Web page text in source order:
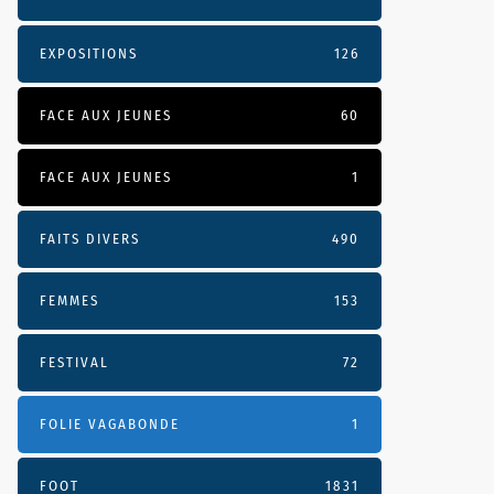
EXPOSITIONS 126
FACE AUX JEUNES 60
FACE AUX JEUNES 1
FAITS DIVERS 490
FEMMES 153
FESTIVAL 72
FOLIE VAGABONDE 1
FOOT 1831